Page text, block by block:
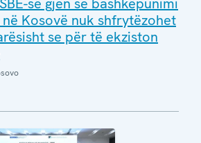
Kosovë nuk shfrytëzohet
se për të ekziston